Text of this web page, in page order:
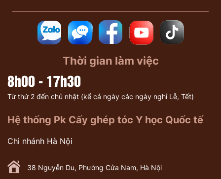
Thời gian làm việc
8h00 - 17h30
Từ thứ 2 đến chủ nhật (kể cả ngày các ngày nghỉ Lễ, Tết)
Hệ thống Pk Cấy ghép tóc Y học Quốc tế
Chi nhánh Hà Nội
38 Nguyễn Du, Phường Cửa Nam, Hà Nội